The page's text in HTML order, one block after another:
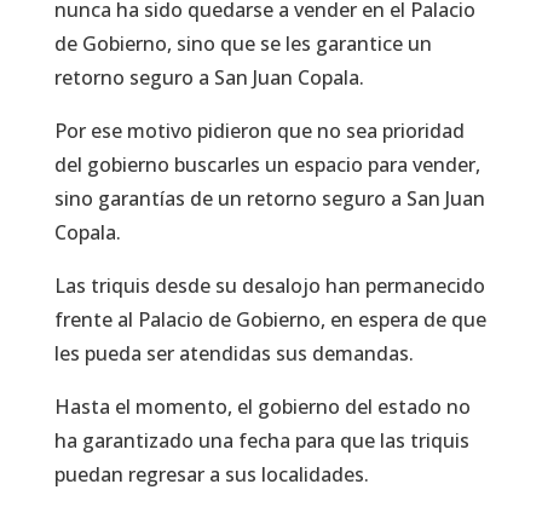
nunca ha sido quedarse a vender en el Palacio
de Gobierno, sino que se les garantice un
retorno seguro a San Juan Copala.
Por ese motivo pidieron que no sea prioridad
del gobierno buscarles un espacio para vender,
sino garantías de un retorno seguro a San Juan
Copala.
Las triquis desde su desalojo han permanecido
frente al Palacio de Gobierno, en espera de que
les pueda ser atendidas sus demandas.
Hasta el momento, el gobierno del estado no
ha garantizado una fecha para que las triquis
puedan regresar a sus localidades.